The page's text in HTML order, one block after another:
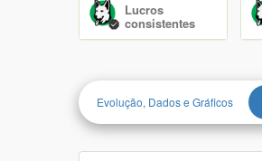
Lucros
consistentes
Evolução, Dados e Gráficos